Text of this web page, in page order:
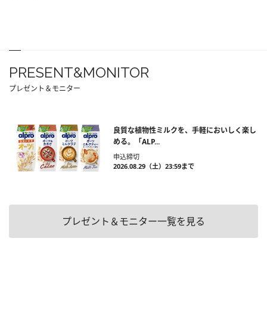
PRESENT&MONITOR
プレゼント＆モニター
良質な植物性ミルクを、手軽においしく楽し
める。「ALP...
申込締切
2026.08.29（土）23:59まで
プレゼント＆モニター一覧を見る